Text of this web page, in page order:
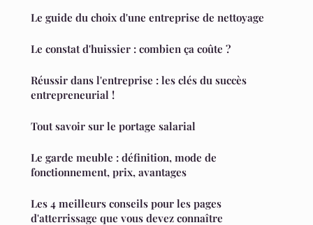
Le guide du choix d'une entreprise de nettoyage
Le constat d'huissier : combien ça coûte ?
Réussir dans l'entreprise : les clés du succès
entrepreneurial !
Tout savoir sur le portage salarial
Le garde meuble : définition, mode de
fonctionnement, prix, avantages
Les 4 meilleurs conseils pour les pages
d'atterrissage que vous devez connaître